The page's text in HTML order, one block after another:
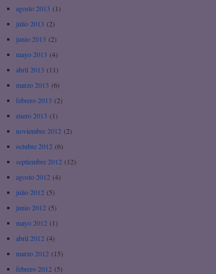
agosto 2013 (1)
julio 2013 (2)
junio 2013 (2)
mayo 2013 (4)
abril 2013 (11)
marzo 2013 (6)
febrero 2013 (2)
enero 2013 (1)
noviembre 2012 (2)
octubre 2012 (6)
septiembre 2012 (12)
agosto 2012 (4)
julio 2012 (5)
junio 2012 (5)
mayo 2012 (1)
abril 2012 (4)
marzo 2012 (15)
febrero 2012 (5)